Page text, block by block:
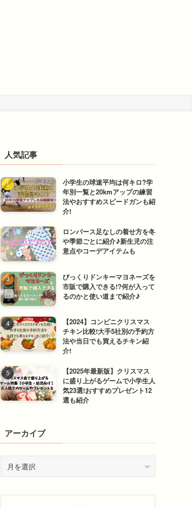
人気記事
小学生の球速平均は何キロ?学
年別一覧と20kmアップの練習
法やおすすめスピードガンも紹
介!
ロンパース足なしの着せ方を冬
や季節ごとに紹介♪新生児の注
意点やコーデアイテムも
びっくりドンキーマヨネーズを
市販で購入できる!?何が入って
るのかと使い道まで紹介♪
【2024】コンビニクリスマス
チキン比較!大手5社別の予約方
法や当日でも買えるチキン紹
介!
【2025年最新版】クリスマス
に盛り上がるゲームで小学生人
気23選!おすすめプレゼント12
選も紹介
アーカイブ
イ